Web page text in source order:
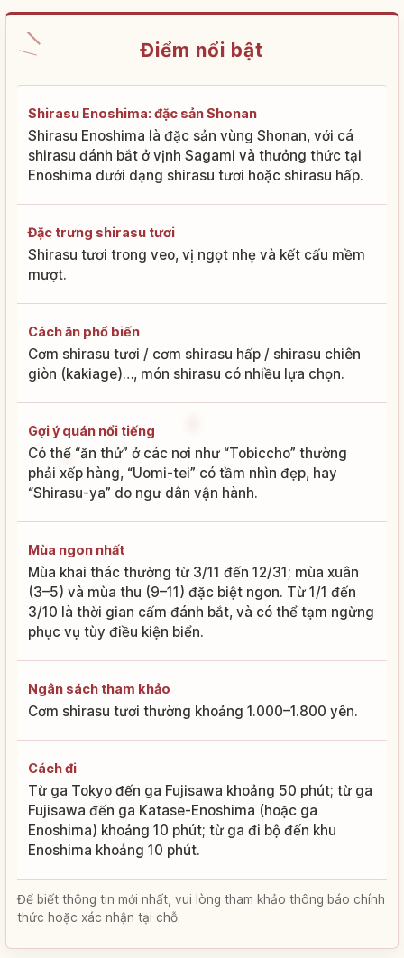
Điểm nổi bật
Shirasu Enoshima: đặc sản Shonan
Shirasu Enoshima là đặc sản vùng Shonan, với cá
shirasu đánh bắt ở vịnh Sagami và thưởng thức tại
Enoshima dưới dạng shirasu tươi hoặc shirasu hấp.
Đặc trưng shirasu tươi
Shirasu tươi trong veo, vị ngọt nhẹ và kết cấu mềm
mượt.
Cách ăn phổ biến
Cơm shirasu tươi / cơm shirasu hấp / shirasu chiên
giòn (kakiage)…, món shirasu có nhiều lựa chọn.
Gợi ý quán nổi tiếng
Có thể “ăn thử” ở các nơi như “Tobiccho” thường
phải xếp hàng, “Uomi-tei” có tầm nhìn đẹp, hay
“Shirasu-ya” do ngư dân vận hành.
Mùa ngon nhất
Mùa khai thác thường từ 3/11 đến 12/31; mùa xuân
(3–5) và mùa thu (9–11) đặc biệt ngon. Từ 1/1 đến
3/10 là thời gian cấm đánh bắt, và có thể tạm ngừng
phục vụ tùy điều kiện biển.
Ngân sách tham khảo
Cơm shirasu tươi thường khoảng 1.000–1.800 yên.
Cách đi
Từ ga Tokyo đến ga Fujisawa khoảng 50 phút; từ ga
Fujisawa đến ga Katase-Enoshima (hoặc ga
Enoshima) khoảng 10 phút; từ ga đi bộ đến khu
Enoshima khoảng 10 phút.
Để biết thông tin mới nhất, vui lòng tham khảo thông báo chính
thức hoặc xác nhận tại chỗ.